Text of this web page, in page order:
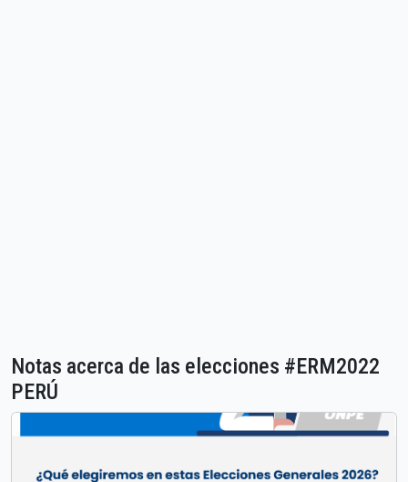
Notas acerca de las elecciones #ERM2022
PERÚ